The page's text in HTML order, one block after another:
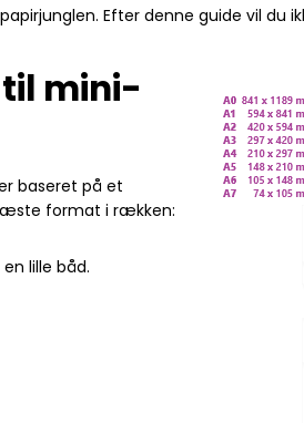
Efter denne guide vil du
mini-
baseret på et
format i rækken:
lille båd.